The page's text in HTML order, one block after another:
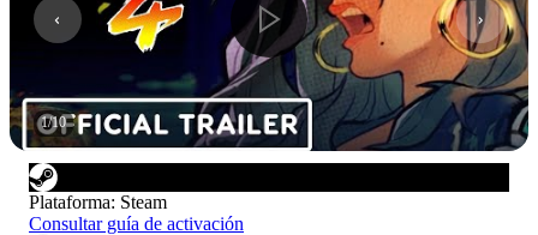
1/10
Plataforma: Steam
Consultar guía de activación